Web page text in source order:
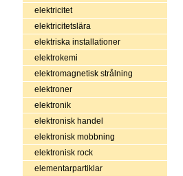
elektricitet
elektricitetslära
elektriska installationer
elektrokemi
elektromagnetisk strålning
elektroner
elektronik
elektronisk handel
elektronisk mobbning
elektronisk rock
elementarpartiklar